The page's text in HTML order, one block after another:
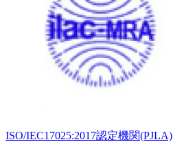
ISO/IEC17025:2017認定機関(PJLA)